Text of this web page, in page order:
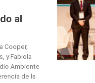
al
Cooper,
y Fabiola
Ambiente
de la